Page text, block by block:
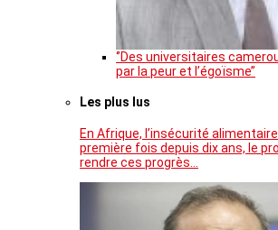
‘’Des universitaires
par la peur et l’égoïsme’’
Les plus lus
En Afrique, l’insécurité
première fois depuis dix ans, le
rendre ces progrès…